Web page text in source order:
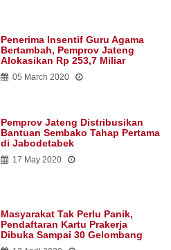
Penerima Insentif Guru Agama
Bertambah, Pemprov Jateng
Alokasikan Rp 253,7 Miliar
05 March 2020
Pemprov Jateng Distribusikan
Bantuan Sembako Tahap Pertama
di Jabodetabek
17 May 2020
Masyarakat Tak Perlu Panik,
Pendaftaran Kartu Prakerja
Dibuka Sampai 30 Gelombang